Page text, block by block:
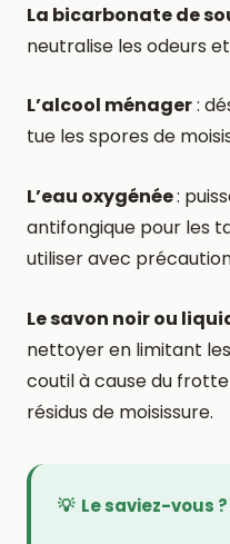
La bicarbonate de
neutralise les odeurs
L’alcool ménager:
tue les spores de
L’eau oxygénée:
antifongique pour les
utiliser avec
Le savon noir ou
nettoyer en limitant
coutil à cause du
résidus de moisissure.
💡 Le saviez-vous ?